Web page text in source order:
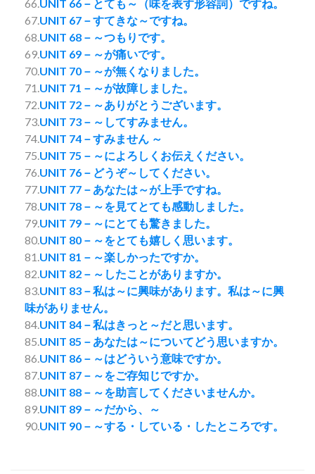
66.UNIT 66－とても～（味を表す形容詞）ですね。
67.UNIT 67－すてきな～ですね。
68.UNIT 68－～つもりです。
69.UNIT 69－～が痛いです。
70.UNIT 70－～が無くなりました。
71.UNIT 71－～が故障しました。
72.UNIT 72－～ありがとうございます。
73.UNIT 73－～してすみません。
74.UNIT 74－すみません ～
75.UNIT 75－～によろしくお伝えください。
76.UNIT 76－どうぞ～してください。
77.UNIT 77－あなたは～が上手ですね。
78.UNIT 78－～を見てとても感動しました。
79.UNIT 79－～にとても驚きました。
80.UNIT 80－～をとても嬉しく思います。
81.UNIT 81－～楽しかったですか。
82.UNIT 82－～したことがありますか。
83.UNIT 83－私は～に興味があります。私は～に興
味がありません。
84.UNIT 84－私はきっと～だと思います。
85.UNIT 85－あなたは～についてどう思いますか。
86.UNIT 86－～はどういう意味ですか。
87.UNIT 87－～をご存知じですか。
88.UNIT 88－～を助言してくださいませんか。
89.UNIT 89－～だから、～
90.UNIT 90－～する・している・したところです。